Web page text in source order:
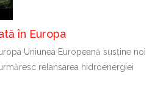
în Europa
Uniunea Europeană susține noi
relansarea hidroenergiei